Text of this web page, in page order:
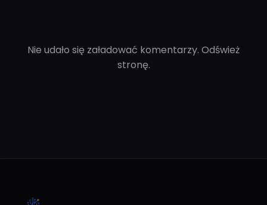
Nie udało się załadować komentarzy. Odśwież
stronę.